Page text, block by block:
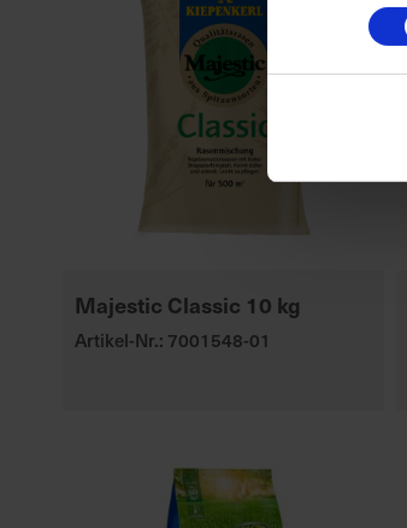
Majestic Classic 10 kg
Artikel-Nr.: 7001548-01